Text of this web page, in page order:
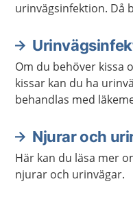
urinvägsinfektion. Då
Om du behöver kissa
kissar kan du ha
behandlas med
Njurar och
Här kan du läsa mer
njurar och urinvägar.